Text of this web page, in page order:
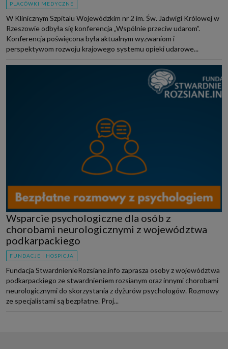
PLACÓWKI MEDYCZNE
W Klinicznym Szpitalu Wojewódzkim nr 2 im. Św. Jadwigi Królowej w
Rzeszowie odbyła się konferencja „Wspólnie przeciw udarom”.
Konferencja poświęcona była aktualnym wyzwaniom i
perspektywom rozwoju krajowego systemu opieki udarowe...
Wsparcie psychologiczne dla osób z
chorobami neurologicznymi z województwa
podkarpackiego
FUNDACJE I HOSPICJA
Fundacja StwardnienieRozsiane.info zaprasza osoby z województwa
podkarpackiego ze stwardnieniem rozsianym oraz innymi chorobami
neurologicznymi do skorzystania z dyżurów psychologów. Rozmowy
ze specjalistami są bezpłatne. Proj...